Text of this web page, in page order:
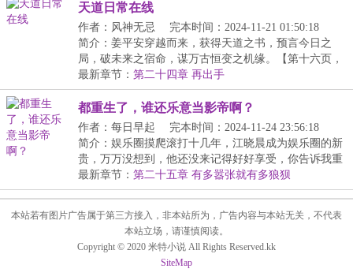
天道日常在线
作者：风神无忌
完本时间：2024-11-21 01:50:18
简介：姜平安穿越而来，获得天道之书，预言今日之
局，破未来之宿命，谋万古恒变之机缘。【第十六页，
人间...
最新章节： 第二十四章 再出手
都重生了，谁还乐意当影帝啊？
作者：每日早起
完本时间：2024-11-24 23:56:18
简介：娱乐圈摸爬滚打十几年，江晓晨成为娱乐圈的新
贵，万万没想到，他还没来记得好好享受，你告诉我重
生...
最新章节： 第二十五章 有多嚣张就有多狼狈
本站若有图片广告属于第三方接入，非本站所为，广告内容与本站无关，不代表
本站立场，请谨慎阅读。
Copyright © 2020 米特小说 All Rights Reserved.kk
SiteMap